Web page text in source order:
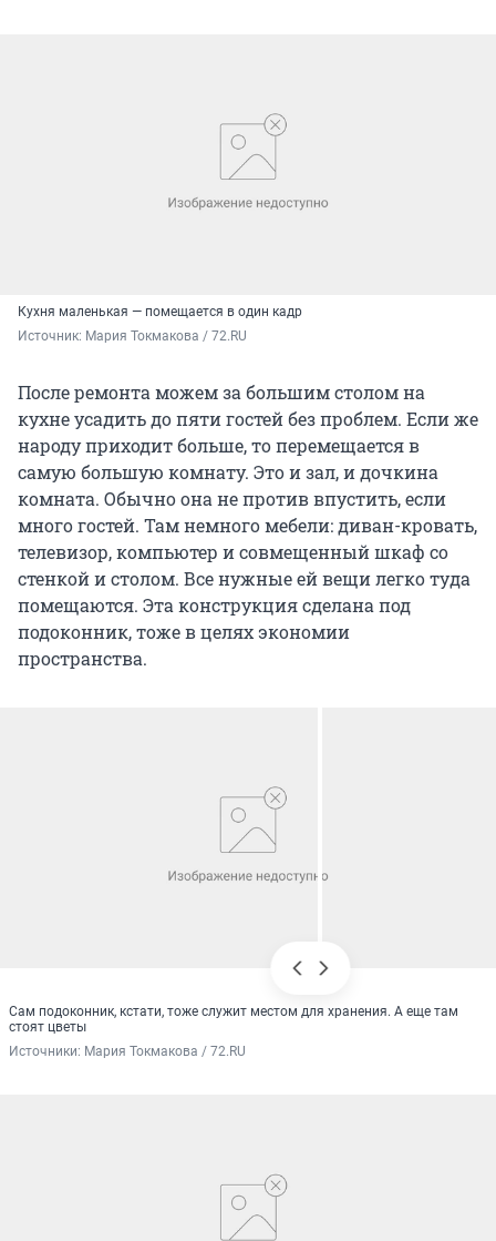
Кухня маленькая — помещается в один кадр
Источник: Мария Токмакова / 72.RU
После ремонта можем за большим столом на
кухне усадить до пяти гостей без проблем. Если же
народу приходит больше, то перемещается в
самую большую комнату. Это и зал, и дочкина
комната. Обычно она не против впустить, если
много гостей. Там немного мебели: диван-кровать,
телевизор, компьютер и совмещенный шкаф со
стенкой и столом. Все нужные ей вещи легко туда
помещаются. Эта конструкция сделана под
подоконник, тоже в целях экономии
пространства.
Сам подоконник, кстати, тоже служит местом для хранения. А еще там
стоят цветы
Источники: Мария Токмакова / 72.RU